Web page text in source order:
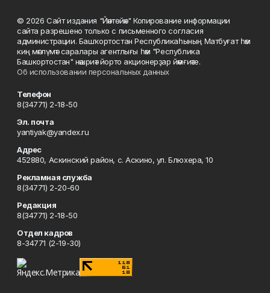
© 2026 Сайт издания "Йәнтөйәк" Копирование информации
сайта разрешено только с письменного согласия
администрации. Башҡортостан Республикаһының Матбуғат һәм
киң мәғлүмәт саралары агентлығы һәм "Республика
Башкортостан" нәшриәт йорто акционерҙар йәмғиәте.
Об использовании персональных данных
Телефон
8(34771) 2-18-50
Эл. почта
yantiyak@yandex.ru
Адрес
452880, Аскинский район, с. Аскино, ул. Блюхера, 10
Рекламная служба
8(34771) 2-20-60
Редакция
8(34771) 2-18-50
Отдел кадров
8-34771 (2-19-30)